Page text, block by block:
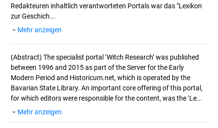
Redakteuren inhaltlich verantworteten Portals war das "Lexikon
zur Geschich...
Mehr anzeigen
(Abstract) The specialist portal ‘Witch Research’ was published
between 1996 and 2015 as part of the Server for the Early
Modern Period and Historicum.net, which is operated by the
Bavarian State Library. An important core offering of this portal,
for which editors were responsible for the content, was the ‘Le...
Mehr anzeigen